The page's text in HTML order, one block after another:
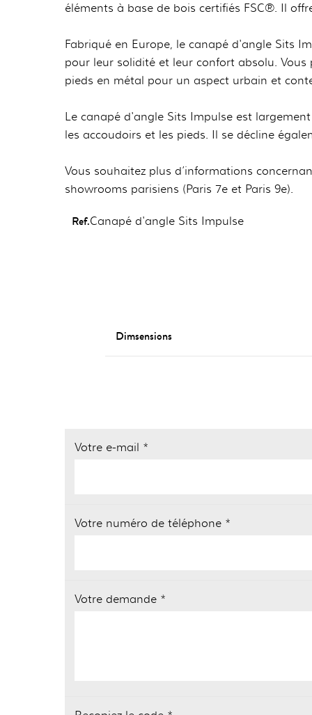
éléments à base de bois certifiés FSC®. Il
Fabriqué en Europe, le canapé d'angle Sits
pour leur solidité et leur confort absolu.
pieds en métal pour un aspect urbain et
Le canapé d'angle Sits Impulse est
les accoudoirs et les pieds. Il se décline
Vous souhaitez plus d’informations
showrooms parisiens (Paris 7e et Paris 9e).
Ref.Canapé d'angle Sits Impulse
Dimsensions
Votre e-mail *
Votre numéro de téléphone *
Votre demande *